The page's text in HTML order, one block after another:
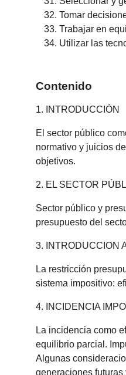
Tomar
Trabajar en
Utilizar las
Contenido
1. INTRODUCCIÓN
El sector público
normativo y juicios
objetivos.
2. EL SECTOR
Sector público y
presupuesto del
3. INTRODUCCION
La restricción
sistema impositivo:
4. INCIDENCIA
La incidencia como
equilibrio parcial.
Algunas
generaciones futuras